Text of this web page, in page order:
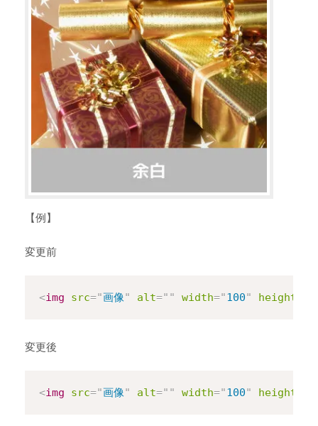
【例】
変更前
<img src="画像" alt=" " width="100" height
変更後
<img src="画像" alt=" " width="100" height